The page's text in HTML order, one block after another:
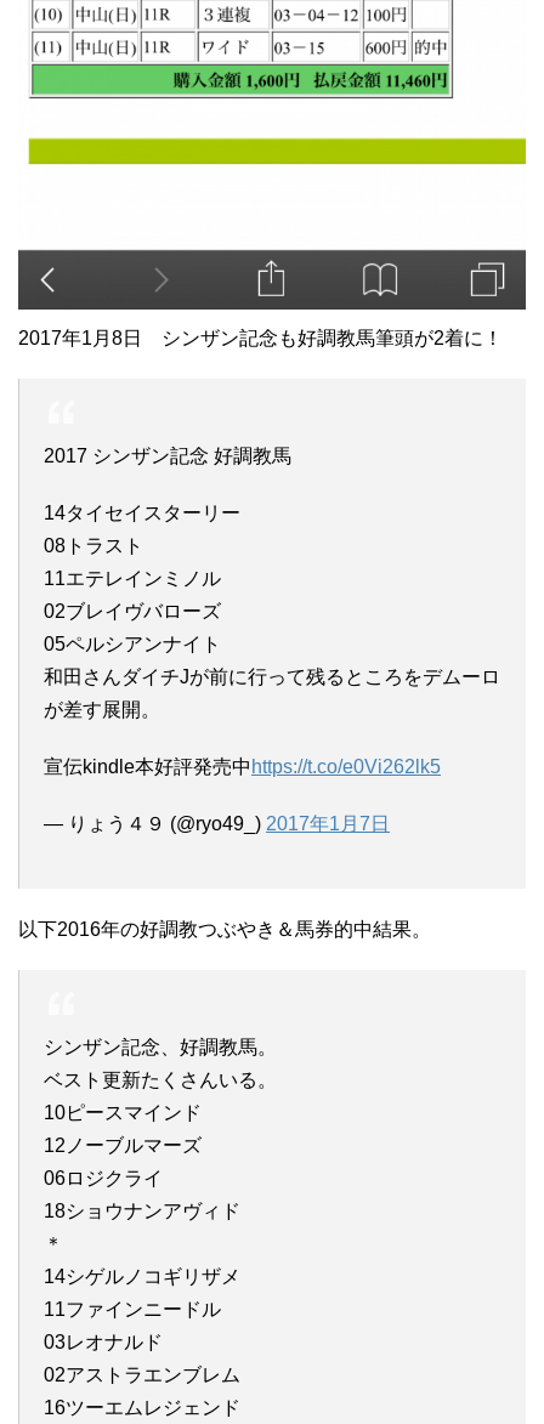
2017年1月8日 シンザン記念も好調教馬筆頭が2着に！
2017 シンザン記念 好調教馬
14タイセイスターリー
08トラスト
11エテレインミノル
02ブレイヴバローズ
05ペルシアンナイト
和田さんダイチJが前に行って残るところをデムーロ
が差す展開。
宣伝kindle本好評発売中 https://t.co/e0Vi262lk5
— りょう４９ (@ryo49_) 2017年1月7日
以下2016年の好調教つぶやき＆馬券的中結果。
シンザン記念、好調教馬。
ベスト更新たくさんいる。
10ピースマインド
12ノーブルマーズ
06ロジクライ
18ショウナンアヴィド
＊
14シゲルノコギリザメ
11ファインニードル
03レオナルド
02アストラエンブレム
16ツーエムレジェンド